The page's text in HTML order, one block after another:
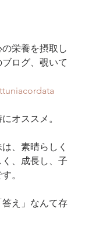
栄養を摂取し
ログ、覗いて
オススメ。
、素晴らしく
、成長し、子
。
え」なんて存